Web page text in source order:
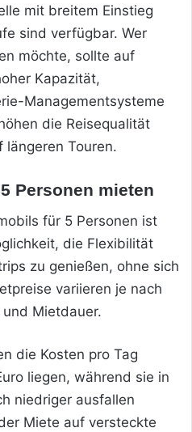
mit breitem Einstieg
sind verfügbar. Wer
möchte, sollte auf
Kapazität,
Managementsysteme
die Reisequalität
längeren Touren.
Personen mieten
für 5 Personen ist
die Flexibilität
zu genießen, ohne sich
variieren je nach
Mietdauer.
die Kosten pro Tag
liegen, während sie in
niedriger ausfallen
Miete auf versteckte